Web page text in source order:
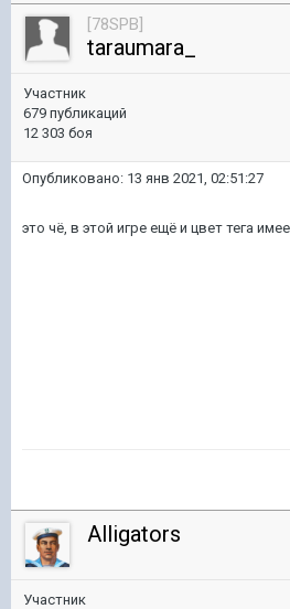
[78SPB]
taraumara_
Участник
679 публикаций
12 303 боя
Опубликовано: 13 янв 2021, 02:51:27
это чё, в этой игре ещё и цвет тега
Alligators
Участник